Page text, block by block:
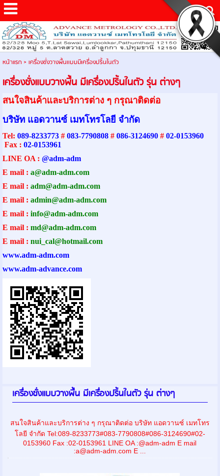
หน้าแรก> เครื่องชั่งวางพื้นเเบบมีเครื่องปริ้นในตัว
เครื่องชั่งแบบวางพื้น มีเครื่องปริ้นในตัว รุ่น ต่างๆ
สนใจสินค้าและบริการต่าง ๆ กรุณาติดต่อ
บริษัท แอดวานซ์ เมทโทรโลยี จำกัด
Tel: 089-8233773# 083-7790808# 086-3124690# 02-0153960
Fax : 02-0153961
LINE OA : @adm-adm
E mail : a@adm-adm.com
E mail : adm@adm-adm.com
E mail : admin@adm-adm.com
E mail : info@adm-adm.com
E mail : md@adm-adm.com
E mail : nui_cal@hotmail.com
www.adm-adm.com
www.adm-advance.com
เครื่องชั่งแบบวางพื้น มีเครื่องปริ้นในตัว รุ่น ต่างๆ
สนใจสินค้าและบริการต่าง ๆ กรุณาติดต่อ บริษัท แอดวานซ์ เมทโทร
โลยี จำกัด Tel:089-8233773#083-7790808#086-3124690#02-
0153960 Fax :02-0153961 LINE OA :@adm-adm E mail
:a@adm-adm.com E ...